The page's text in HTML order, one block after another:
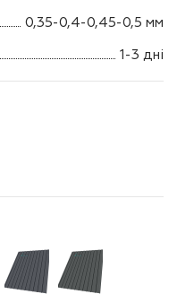
0,35-0,4-0,45-0,5 мм
1-3 дні